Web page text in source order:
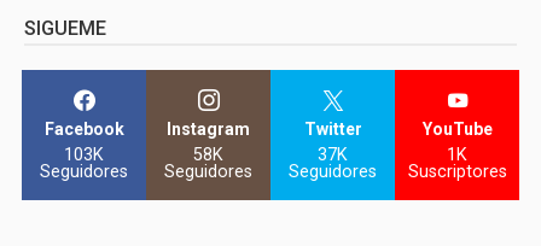
SIGUEME
Facebook
103K
Seguidores
Instagram
58K
Seguidores
Twitter
37K
Seguidores
YouTube
1K
Suscriptores